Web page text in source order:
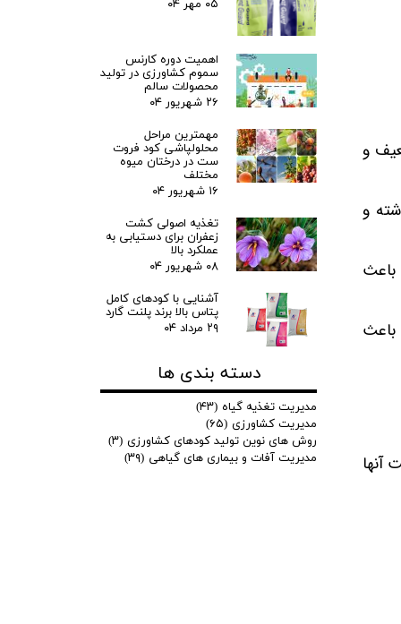
و
و
باعث
آنها
۰۵ مهر ۰۴
اهمیت دوره کارنس
سموم کشاورزی در تولید
محصولات سالم
۲۶ شهریور ۰۴
مهمترین مراحل
محلولپاشی کود فروت
ست در درختان میوه
مختلف
۱۶ شهریور ۰۴
تغذیه اصولی کشت
زعفران برای دستیابی به
عملکرد بالا
۰۸ شهریور ۰۴
آشنایی با کودهای کامل
پتاس بالا برند پلنت گارد
۲۹ مرداد ۰۴
دسته بندی ها
مدیریت تغذیه گیاه (۴۳)
مدیریت کشاورزی (۶۵)
روش های نوین تولید کودهای کشاورزی (۳)
مدیریت آفات و بیماری های گیاهی (۳۹)